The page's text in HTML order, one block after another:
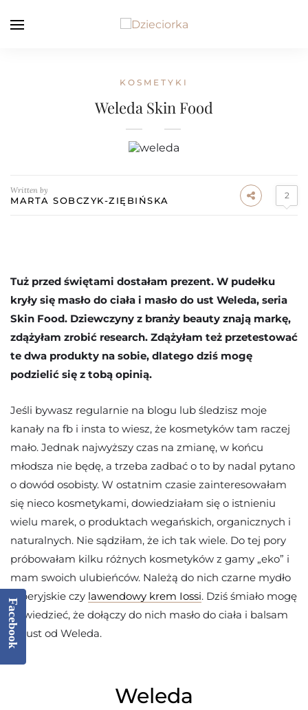
KOSMETYKI
Weleda Skin Food
Written by
MARTA SOBCZYK-ZIĘBIŃSKA 2
Tuż przed świętami dostałam prezent. W pudełku
kryły się masło do ciała i masło do ust Weleda, seria
Skin Food. Dziewczyny z branży beauty znają markę,
zdążyłam zrobić research. Zdążyłam też przetestować
te dwa produkty na sobie, dlatego dziś mogę
podzielić się z tobą opinią.
Jeśli bywasz regularnie na blogu lub śledzisz moje
kanały na fb i insta to wiesz, że kosmetyków tam raczej
mało. Jednak najwyższy czas na zmianę, w końcu
młodsza nie będę, a trzeba zadbać o to by nadal pytano
o dowód osobisty. W ostatnim czasie zainteresowałam
się nieco kosmetykami, dowiedziałam się o istnieniu
wielu marek, o produktach wegańskich, organicznych i
naturalnych. Nie sądziłam, że ich tak wiele. Do tej pory
próbowałam kilku różnych kosmetyków z gamy „eko” i
mam swoich ulubieńców. Należą do nich czarne mydło
syberyjskie czy lawendowy krem Iossi. Dziś śmiało mogę
powiedzieć, że dołączy do nich masło do ciała i balsam
do ust od Weleda.
Weleda
Facebook